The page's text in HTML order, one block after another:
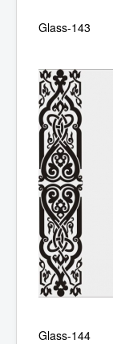
Glass-143
Glass-144